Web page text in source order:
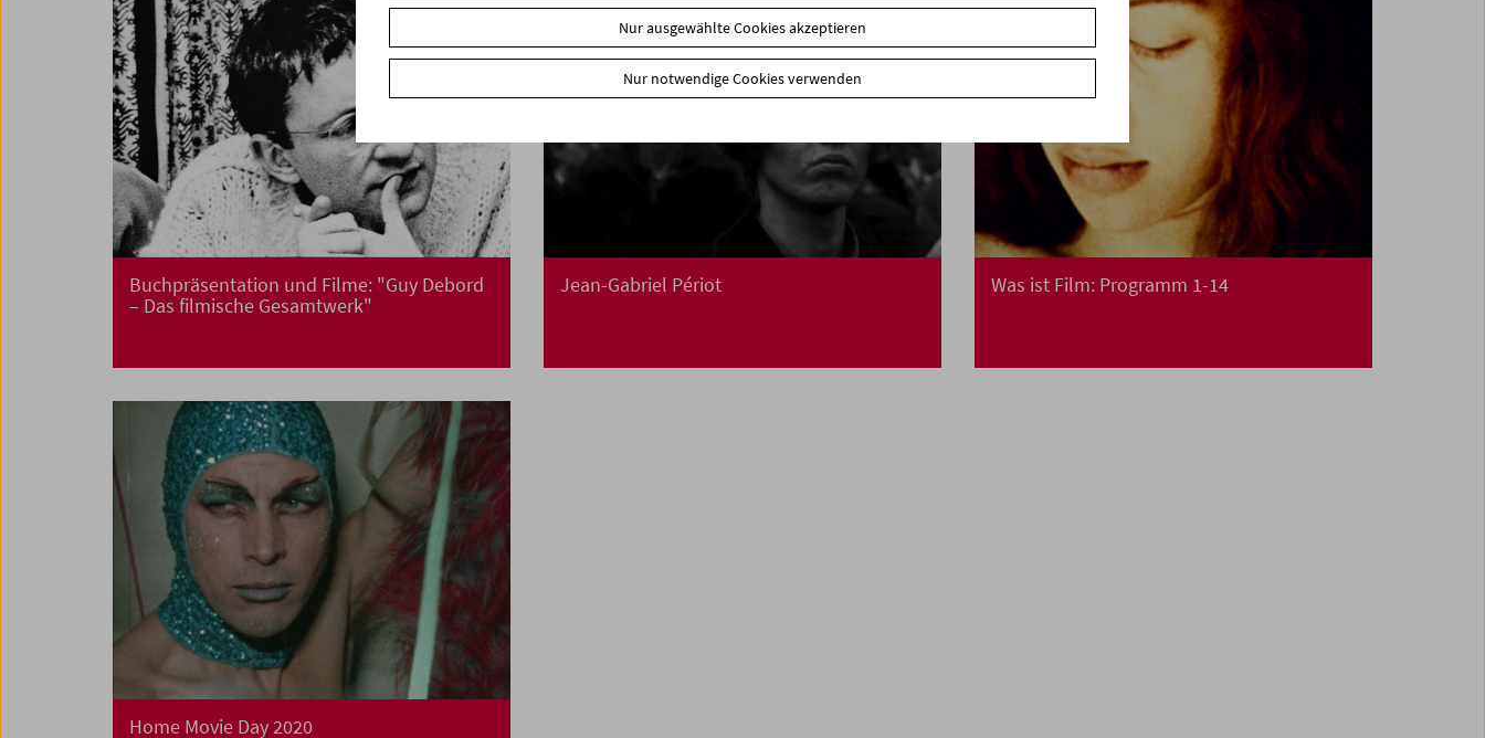
Buchpräsentation und Filme: "Guy Debord
– Das filmische Gesamtwerk"
Jean-Gabriel Périot Was ist Film: Programm 1-14
Home Movie Day 2020
Nur ausgewählte Cookies akzeptieren
Nur notwendige Cookies verwenden